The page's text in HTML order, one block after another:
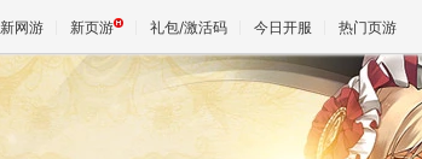
新网游 新页游 礼包/激活码 今日开服 热门页游
魔兽